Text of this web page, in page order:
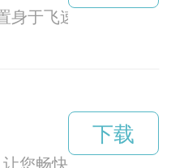
于飞速前行的列车上
您畅快地在Twitter上
下载